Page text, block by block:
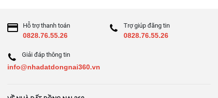
Hỗ trợ thanh toán
0828.76.55.26
Trợ giúp đăng tin
0828.76.55.26
Giải đáp thông tin
info@nhadatdongnai360.vn